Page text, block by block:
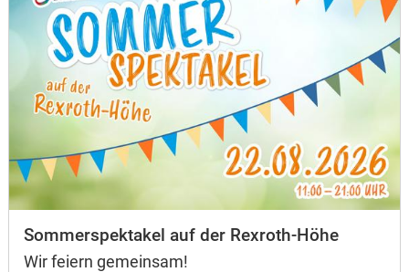
Sommerspektakel auf der Rexroth-Höhe
Wir feiern gemeinsam!